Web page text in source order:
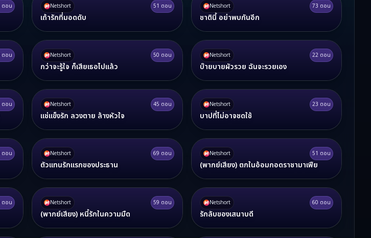
ตอน Netshort 51 ตอน
เถ้ารักที่มอดดับ
Netshort 73 ตอน
ชาตินี้ อย่าพบกันอีก
ตอน Netshort 50 ตอน
กว่าจะรู้ใจ ก็เสียเธอไปแล้ว
Netshort 22 ตอน
บ๊ายบายผัวรวย ฉันจะรวยเอง
ตอน Netshort 45 ตอน
แช่แข็งรัก ลวงตาย ล้างหัวใจ
Netshort 23 ตอน
บาปที่ไม่อาจชดใช้
ตอน Netshort 69 ตอน
ตัวแทนรักแรกของประธาน
Netshort 51 ตอน
(พากย์เสียง) ตกในอ้อมกอดราชามาเฟีย
ตอน Netshort 59 ตอน
(พากย์เสียง) หนี้รักในความมืด
Netshort 60 ตอน
รักลับของเสนาบดี